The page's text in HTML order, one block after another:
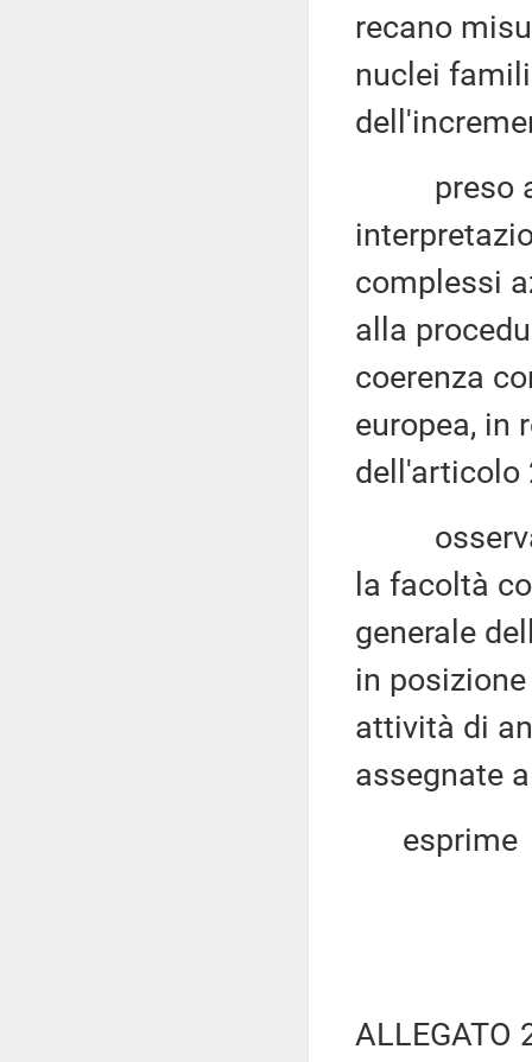
recano
nuclei
preso
complessi
alla
coerenza
europea, in
dell'articolo
la facoltà
generale
in
attività di
assegnate
esprime
ALLEGATO